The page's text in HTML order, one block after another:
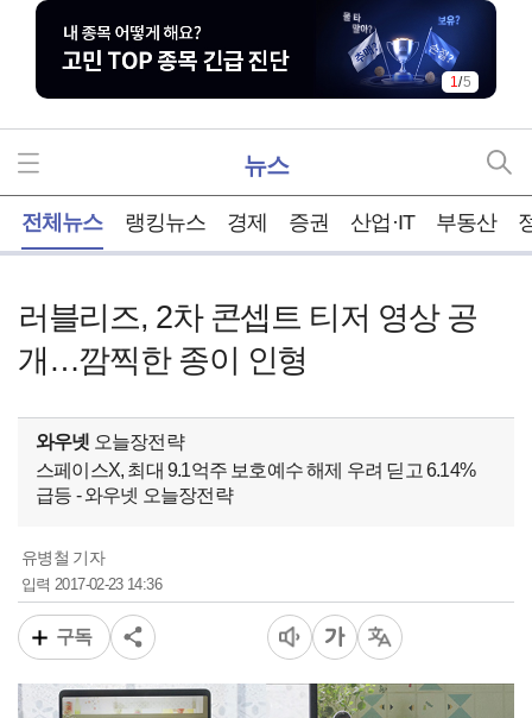
1/5
뉴스
전체뉴스 랭킹뉴스 경제 증권 산업·IT 부동산
러블리즈, 2차 콘셉트 티저 영상 공
개…깜찍한 종이 인형
와우넷 오늘장전략
스페이스X, 최대 9.1억주 보호예수 해제 우려 딛고 6.14%
급등 - 와우넷 오늘장전략
유병철 기자
입력2017-02-23 14:36
구독